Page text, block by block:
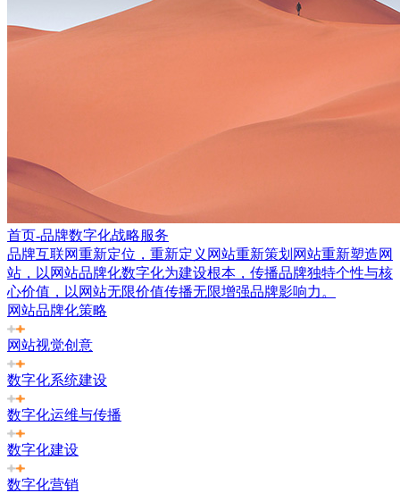
首页-品牌数字化战略服务
品牌互联网重新定位，重新定义网站重新策划网站重新塑造网
站，以网站品牌化数字化为建设根本，传播品牌独特个性与核
心价值，以网站无限价值传播无限增强品牌影响力。
网站品牌化策略
网站视觉创意
数字化系统建设
数字化运维与传播
数字化建设
数字化营销